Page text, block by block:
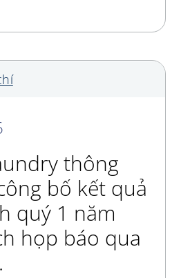
thông
bố kết quả
quý 1 năm
họp báo qua